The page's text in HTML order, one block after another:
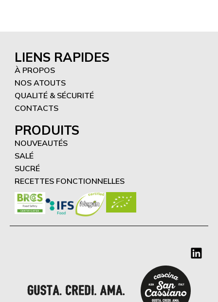
LIENS RAPIDES
À PROPOS
NOS ATOUTS
QUALITÉ & SÉCURITÉ
CONTACTS
PRODUITS
NOUVEAUTÉS
SALÉ
SUCRÉ
RECETTES FONCTIONNELLES